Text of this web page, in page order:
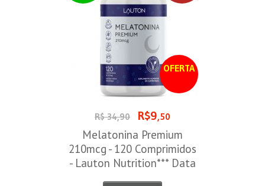
OFERTA
R$ 34,90 R$9,50
Melatonina Premium
210mcg - 120 Comprimidos
- Lauton Nutrition*** Data